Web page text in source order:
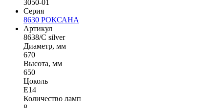
3050-01
Серия
8630 РОКСАНА
Артикул
8638/C silver
Диаметр, мм
670
Высота, мм
650
Цоколь
E14
Количество ламп